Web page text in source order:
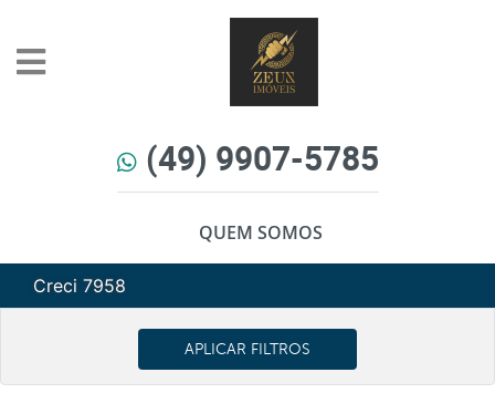
(49) 9907-5785
QUEM SOMOS
Creci 7958
APLICAR FILTROS